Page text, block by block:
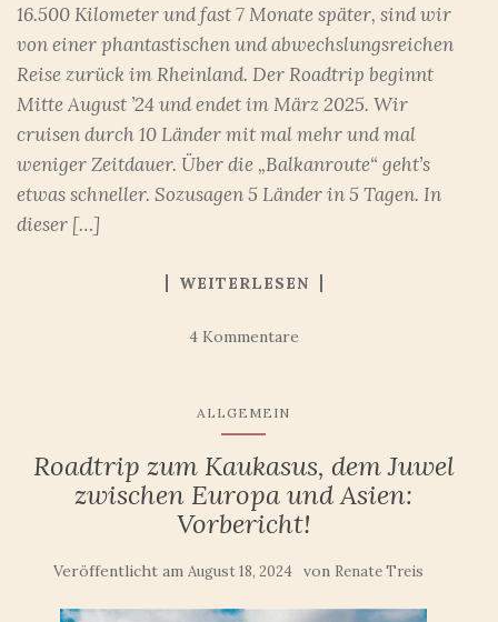
16.500 Kilometer und fast 7 Monate später, sind wir
von einer phantastischen und abwechslungsreichen
Reise zurück im Rheinland. Der Roadtrip beginnt
Mitte August ’24 und endet im März 2025. Wir
cruisen durch 10 Länder mit mal mehr und mal
weniger Zeitdauer. Über die „Balkanroute“ geht’s
etwas schneller. Sozusagen 5 Länder in 5 Tagen. In
dieser […]
WEITERLESEN
4 Kommentare
ALLGEMEIN
Roadtrip zum Kaukasus, dem Juwel
zwischen Europa und Asien:
Vorbericht!
Veröffentlicht am August 18, 2024 von Renate Treis